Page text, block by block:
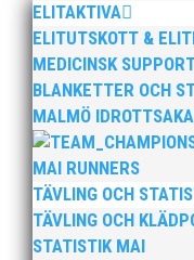
ELITAKTIVA
ELITUTSKOTT &
MEDICINSK
BLANKETTER OCH
MALMÖ
MAI RUNNERS
TÄVLING OCH
TÄVLING OCH
STATISTIK MAI
Bilder från